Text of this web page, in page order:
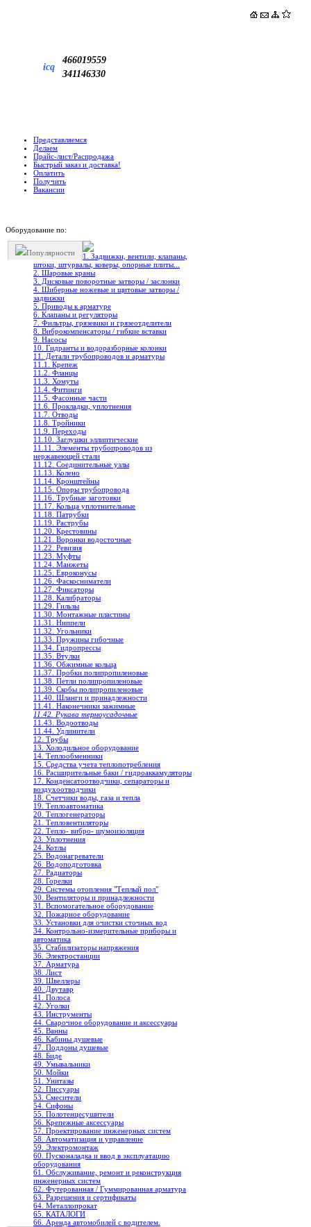
icq
466019559
341146330
Представляемся
Делаем
Прайс-лист/Распродажа
Быстрый заказ и доставка!
Оплатить
Получить
Вакансии
Оборудование по:
Популярности
1. Задвижки, вентили, клапаны,
штоки, штурвалы, коверы, опорные плиты...
2. Шаровые краны
3. Дисковые поворотные затворы / заслонки
4. Шиберные ножевые и щитовые затворы /
задвижки
5. Приводы к арматуре
6. Клапаны и регуляторы
7. Фильтры, грязевики и грязеотделители
8. Виброкомпенсаторы / гибкие вставки
9. Насосы
10. Гидранты и водоразборные колонки
11. Детали трубопроводов и арматуры
11.1. Крепеж
11.2. Фланцы
11.3. Хомуты
11.4. Фитинги
11.5. Фасонные части
11.6. Прокладки, уплотнения
11.7. Отводы
11.8. Тройники
11.9. Переходы
11.10. Заглушки эллиптические
11.11. Элементы трубопроводов из
нержавеющей стали
11.12. Соединительные узлы
11.13. Колено
11.14. Кронштейны
11.15. Опоры трубопровода
11.16. Трубные заготовки
11.17. Кольца уплотнительные
11.18. Патрубки
11.19. Раструбы
11.20. Крестовины
11.21. Воронки водосточные
11.22. Ревизия
11.23. Муфты
11.24. Манжеты
11.25. Евроконусы
11.26. Фаскосниматели
11.27. Фиксаторы
11.28. Калибраторы
11.29. Гильзы
11.30. Монтажные пластины
11.31. Ниппели
11.32. Угольники
11.33. Пружины гибочные
11.34. Гидропрессы
11.35. Втулки
11.36. Обжимные кольца
11.37. Пробки полипропиленовые
11.38. Петли полипропиленовые
11.39. Скобы полипропиленовые
11.40. Шланги и принадлежности
11.41. Наконечники зажимные
11.42. Рукава термоусадочные
11.43. Водоотводы
11.44. Удлинители
12. Трубы
13. Холодильное oборудование
14. Теплообменники
15. Средства учета теплопотребления
16. Расширительные баки / гидроаккамуляторы
17. Конденсатоотводчики, сепараторы и
воздухоотводчики
18. Счетчики воды, газа и тепла
19. Теплоавтоматика
20. Теплогенераторы
21. Тепловентиляторы
22. Тепло- вибро- шумоизоляция
23. Уплотнения
24. Котлы
25. Водонагреватели
26. Водоподготовка
27. Радиаторы
28. Горелки
29. Системы отопления "Теплый пол"
30. Вентиляторы и принадлежности
31. Вспомогательное оборудование
32. Пожарное оборудование
33. Установки для очистки сточных вод
34. Контрольно-измерительные приборы и
автоматика
35. Стабилизаторы напряжения
36. Электростанции
37. Арматура
38. Лист
39. Швеллеры
40. Двутавр
41. Полоса
42. Уголки
43. Инструменты
44. Сварочное оборудование и аксессуары
45. Ванны
46. Кабины душевые
47. Поддоны душевые
48. Биде
49. Умывальники
50. Мойки
51. Унитазы
52. Писсуары
53. Смесители
54. Сифоны
55. Полотенцесушители
56. Крепежные аксессуары
57. Проектирование инженерных систем
58. Автоматизация и управление
59. Электромонтаж
60. Пусконаладка и ввод в эксплуатацию
оборудования
61. Обслуживание, ремонт и реконструкция
инженерных систем
62. Футерованная / Гуммированная арматура
63. Разрешения и сертификаты
64. Металлопрокат
65. КАТАЛОГИ
66. Аренда автомобилей с водителем.